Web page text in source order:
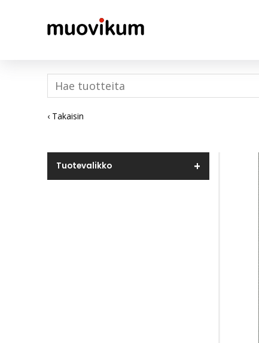
‹ Takaisin
Tuotevalikko